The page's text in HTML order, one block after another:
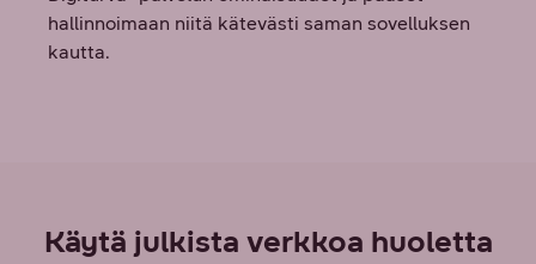
hallinnoimaan niitä kätevästi saman sovelluksen
kautta.
Käytä julkista verkkoa huoletta